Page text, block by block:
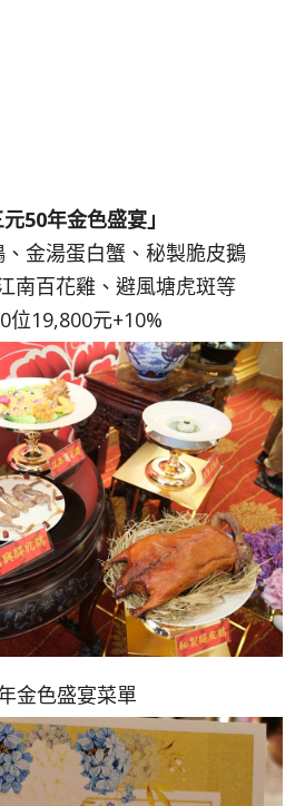
元50年金色盛宴」
金湯蛋白蟹、秘製脆皮鵝
南百花雞、避風塘虎斑等
位19,800元+10%
金色盛宴菜單